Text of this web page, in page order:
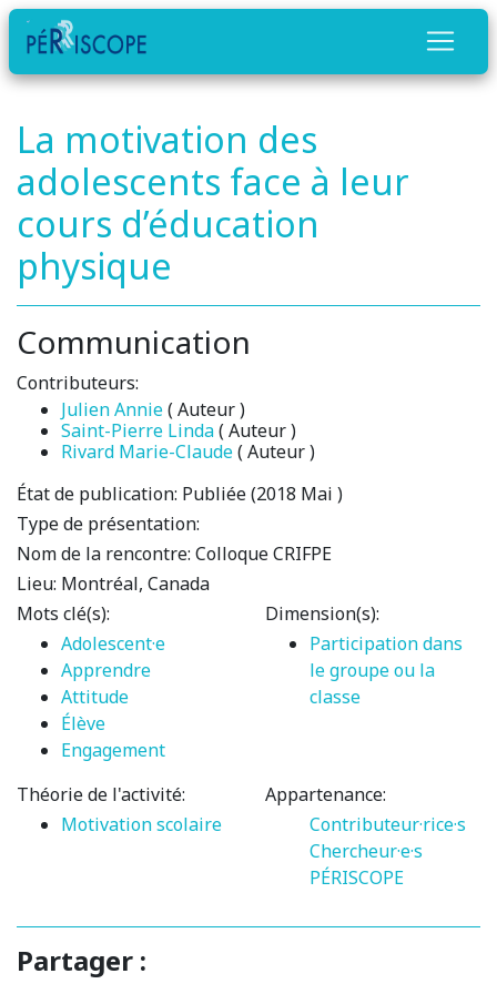
La motivation des
adolescents face à leur
cours d’éducation
physique
Communication
Contributeurs:
Julien Annie( Auteur )
Saint-Pierre Linda( Auteur )
Rivard Marie-Claude( Auteur )
État de publication: Publiée (2018 Mai )
Type de présentation:
Nom de la rencontre: Colloque CRIFPE
Lieu: Montréal, Canada
Mots clé(s):
Adolescent·e
Apprendre
Attitude
Élève
Engagement
Dimension(s):
Participation dans
le groupe ou la
classe
Théorie de l'activité:
Motivation scolaire
Appartenance:
Contributeur·rice·s
Chercheur·e·s
PÉRISCOPE
Partager :